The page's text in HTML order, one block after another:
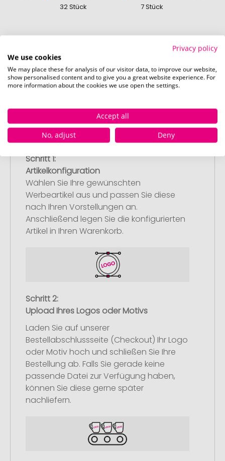
32 Stück
7 Stück
So einfach bestellen Sie Ihre Werbeartikel bei
Pinkcube
Schritt 1:
Artikelkonfiguration
Wählen Sie Ihre gewünschten
Werbeartikel aus und passen Sie diese
nach Ihren Vorstellungen an.
Anschließend legen Sie die konfigurierten
Artikel in Ihren Warenkorb.
Schritt 2:
Upload Ihres Logos oder Motivs
Laden Sie auf unserer
Bestellabschlussseite (Checkout) Ihr Logo
oder Motiv hoch und schließen Sie Ihre
Bestellung ab. Falls Sie gerade keine
passende Datei zur Verfügung haben,
können Sie diese gerne später
nachliefern.
Privacy policy
We use cookies
We may place these for analysis of our visitor data, to improve our website,
show personalised content and to give you a great website experience. For
more information about the cookies we use open the settings.
Accept all
No, adjust
Deny